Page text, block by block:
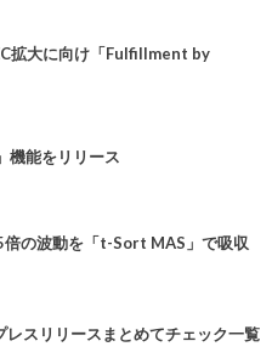
拡大に向け「Fulfillment by
機能をリリース
の波動を「t-Sort MAS」で吸収
レスリリースまとめてチェック一覧